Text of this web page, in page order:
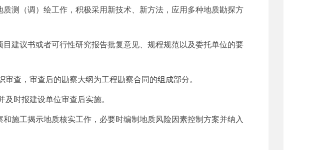
测（调）绘工作，积极采用新技术、新方法，应用多种地质勘探方
建议书或者可行性研究报告批复意见、规程规范以及委托单位的要
查，审查后的勘察大纲为工程勘察合同的组成部分。
时报建设单位审查后实施。
施工揭示地质核实工作，必要时编制地质风险因素控制方案并纳入